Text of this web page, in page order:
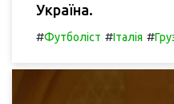
Україна.
#Футболіст #Італія #